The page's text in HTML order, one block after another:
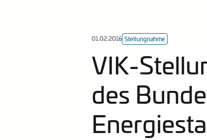
01.02.2016 Stellungnahme
VIK-
des